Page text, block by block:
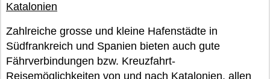
Katalonien
Zahlreiche grosse und kleine Hafenstädte in
Südfrankreich und Spanien bieten auch gute
Fährverbindungen bzw. Kreuzfahrt-
Reisemöglichkeiten von und nach Katalonien, allen